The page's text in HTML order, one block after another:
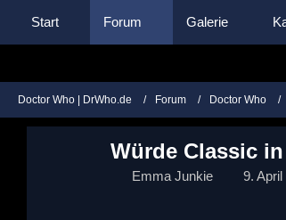
Start Forum Galerie
Doctor Who | DrWho.de Forum Doctor Who
Würde Classic
Emma Junkie 9.